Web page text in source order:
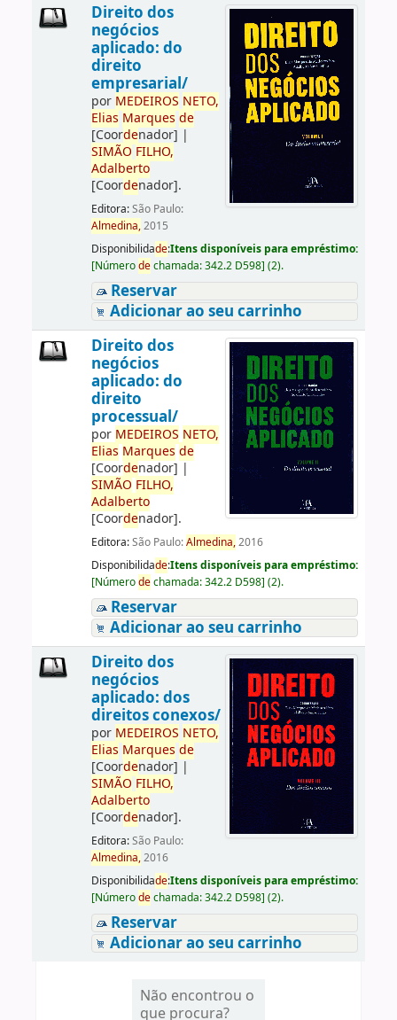
Direito dos
negócios
aplicado: do
direito
empresarial/
por MEDEIROS NETO,
Elias Marques de
[Coordenador] |
SIMÃO FILHO,
Adalberto
[Coordenador].
Editora:São Paulo:
Almedina,2015
Disponibilidade:Itens disponíveis para empréstimo:
[Númerodechamada:342.2 D598] (2).
Reservar
Adicionar ao seu carrinho
Direito dos
negócios
aplicado: do
direito
processual/
por MEDEIROS NETO,
Elias Marques de
[Coordenador] |
SIMÃO FILHO,
Adalberto
[Coordenador].
Editora:São Paulo:Almedina,2016
Disponibilidade:Itens disponíveis para empréstimo:
[Númerodechamada:342.2 D598] (2).
Reservar
Adicionar ao seu carrinho
Direito dos
negócios
aplicado: dos
direitos conexos/
por MEDEIROS NETO,
Elias Marques de
[Coordenador] |
SIMÃO FILHO,
Adalberto
[Coordenador].
Editora:São Paulo:
Almedina,2016
Disponibilidade:Itens disponíveis para empréstimo:
[Númerodechamada:342.2 D598] (2).
Reservar
Adicionar ao seu carrinho
Não encontrou o
que procura?